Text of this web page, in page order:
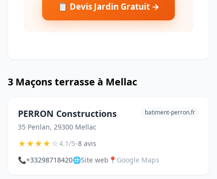
📋 Devis Jardin Gratuit →
3 Maçons terrasse à Mellac
PERRON Constructions
35 Penlan, 29300 Mellac
batiment-perron.fr
★★★★☆4.1/5•8 avis
📞+33298718420🌐Site web 📍 Google Maps